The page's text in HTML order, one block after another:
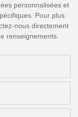
personnalisées et
Pour plus
nous directement
renseignements.